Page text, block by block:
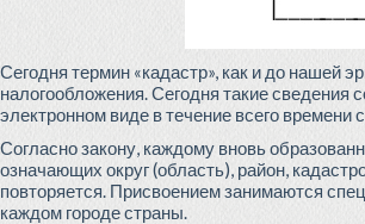
Сегодня термин «кадастр», как и до нашей
налогообложения. Сегодня такие сведения
электронном виде в течение всего
Согласно закону, каждому вновь
означающих округ (область), район,
повторяется. Присвоением занимаются
каждом городе страны.